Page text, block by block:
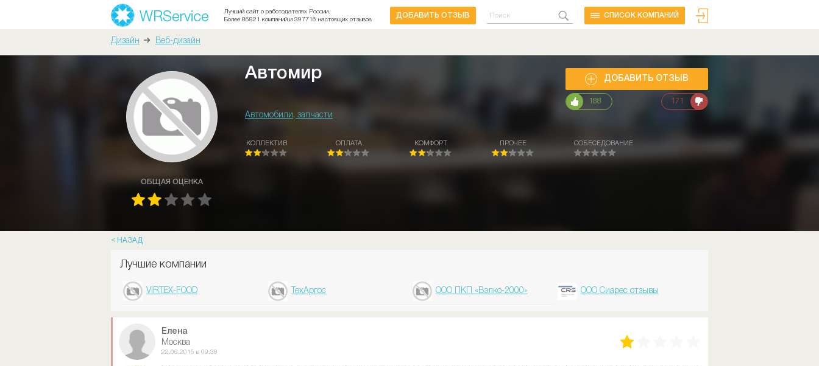
Лучший сайт о работодателях России.
Более 86821 компаний и 397716 настоящих отзывов
ДОБАВИТЬ ОТЗЫВ CПИСОК КОМПАНИЙ
Дизайн Веб-дизайн
ОБЩАЯ ОЦЕНКА
Автомир
Автомобили, запчасти
ДОБАВИТЬ ОТЗЫВ
188 171
КОЛЛЕКТИВ ОПЛАТА КОМФОРТ ПРОЧЕЕ СОБЕСЕДОВАНИЕ
НАЗАД
Лучшие компании
VIRTEX-FOOD ТехАргос ООО ПКП «Вэлко-2000» ООО Сиарес отзывы
Елена
Москва
22.06.2015 в 09:38